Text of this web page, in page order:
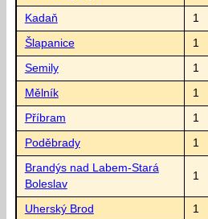
Kadaň 1
Šlapanice 1
Semily 1
Mělník 1
Příbram 1
Poděbrady 1
Brandýs nad Labem-Stará
Boleslav
1
Uherský Brod 1